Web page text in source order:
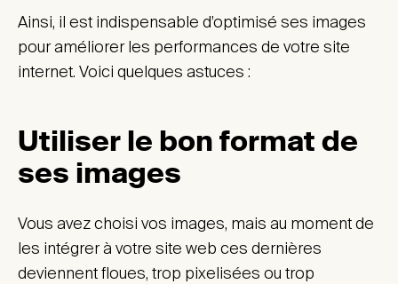
Ainsi, il est indispensable d’optimisé ses images
pour améliorer les performances de votre site
internet. Voici quelques astuces :
Utiliser le bon format de
ses images
Vous avez choisi vos images, mais au moment de
les intégrer à votre site web ces dernières
deviennent floues, trop pixelisées ou trop